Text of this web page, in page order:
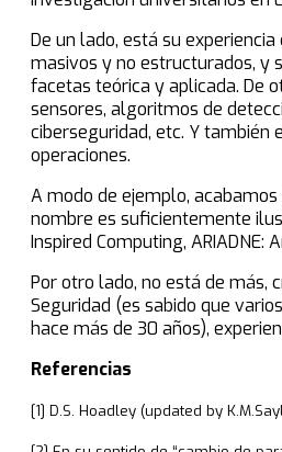
De un lado, está su
masivos y no estructurados, y
facetas teórica y aplicada. De
sensores, algoritmos de
ciberseguridad, etc. Y también
operaciones.
A modo de ejemplo,
nombre es suficientemente
Inspired Computing,
Por otro lado, no está de más,
Seguridad (es sabido que
hace más de 30 años),
Referencias
[1] D.S. Hoadley (updated by